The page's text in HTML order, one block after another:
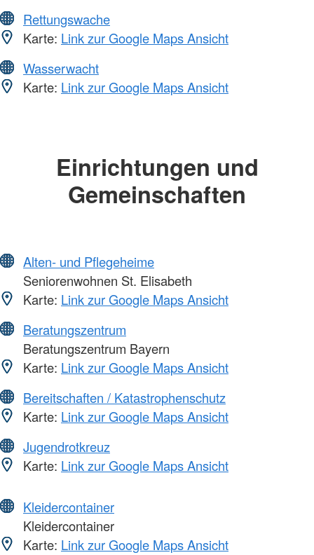
Rettungswache
Karte: Link zur Google Maps Ansicht
Wasserwacht
Karte: Link zur Google Maps Ansicht
Einrichtungen und
Gemeinschaften
Alten- und Pflegeheime
Seniorenwohnen St. Elisabeth
Karte: Link zur Google Maps Ansicht
Beratungszentrum
Beratungszentrum Bayern
Karte: Link zur Google Maps Ansicht
Bereitschaften / Katastrophenschutz
Karte: Link zur Google Maps Ansicht
Jugendrotkreuz
Karte: Link zur Google Maps Ansicht
Kleidercontainer
Kleidercontainer
Karte: Link zur Google Maps Ansicht